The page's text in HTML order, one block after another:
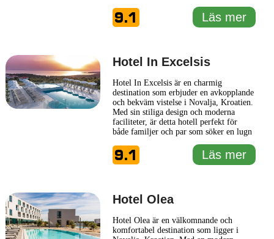
inredning som kombinerar modern
design med traditionella inslag, vilket
9.1 Läs mer
Hotel In Excelsis
Hotel In Excelsis är en charmig
destination som erbjuder en avkopplande
och bekväm vistelse i Novalja, Kroatien.
Med sin stiliga design och moderna
faciliteter, är detta hotell perfekt för
både familjer och par som söker en lugn
kroatisk gästfrihet med moderna
bekvämligheter för att säkerställa en
9.1 Läs mer
Hotel Olea
Hotel Olea är en välkomnande och
komfortabel destination som ligger i